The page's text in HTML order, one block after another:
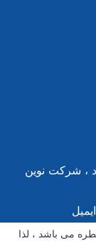
، شرکت نوین
می باشد ، لذا